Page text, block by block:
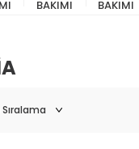
BAKIMI
BAKIMI